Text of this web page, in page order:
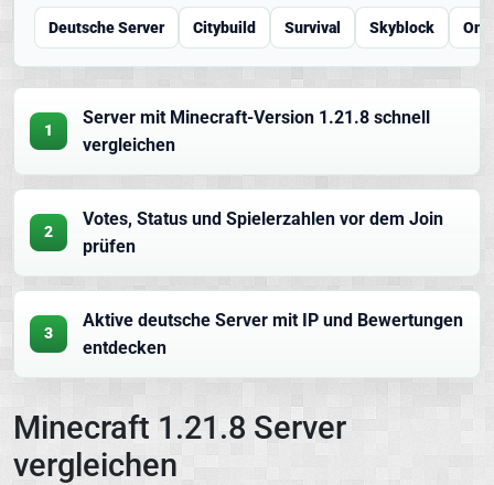
Deutsche Server Citybuild Survival Skyblock
1
Server mit Minecraft-Version 1.21.8 schnell
vergleichen
2
Votes, Status und Spielerzahlen vor dem Join
prüfen
3
Aktive deutsche Server mit IP und Bewertungen
entdecken
Minecraft 1.21.8 Server
vergleichen